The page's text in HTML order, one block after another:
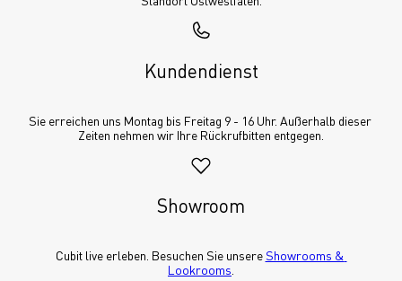
Kundendienst
Sie erreichen uns Montag bis Freitag 9 - 16 Uhr. Außerhalb dieser
Zeiten nehmen wir Ihre Rückrufbitten entgegen.
Showroom
Cubit live erleben. Besuchen Sie unsere Showrooms &
Lookrooms